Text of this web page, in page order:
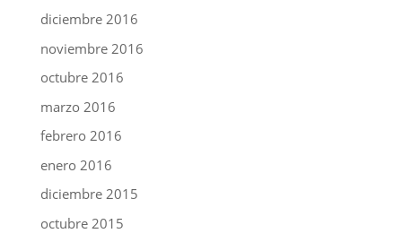
diciembre 2016
noviembre 2016
octubre 2016
marzo 2016
febrero 2016
enero 2016
diciembre 2015
octubre 2015